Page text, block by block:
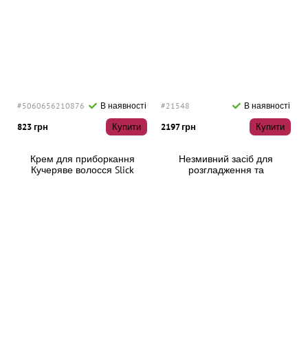
#5060656210876 В наявності
823 грн Купити
Крем для приборкання
Кучеряве волосся Slick
#21548 В наявності
2197 грн Купити
Незмивний засіб для
розгладження та